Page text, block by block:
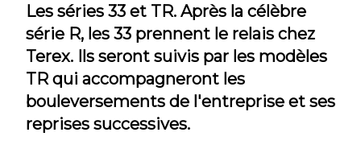
Les séries 33 et TR. Après la célèbre
série R, les 33 prennent le relais chez
Terex. Ils seront suivis par les modèles
TR qui accompagneront les
bouleversements de l'entreprise et ses
reprises successives.